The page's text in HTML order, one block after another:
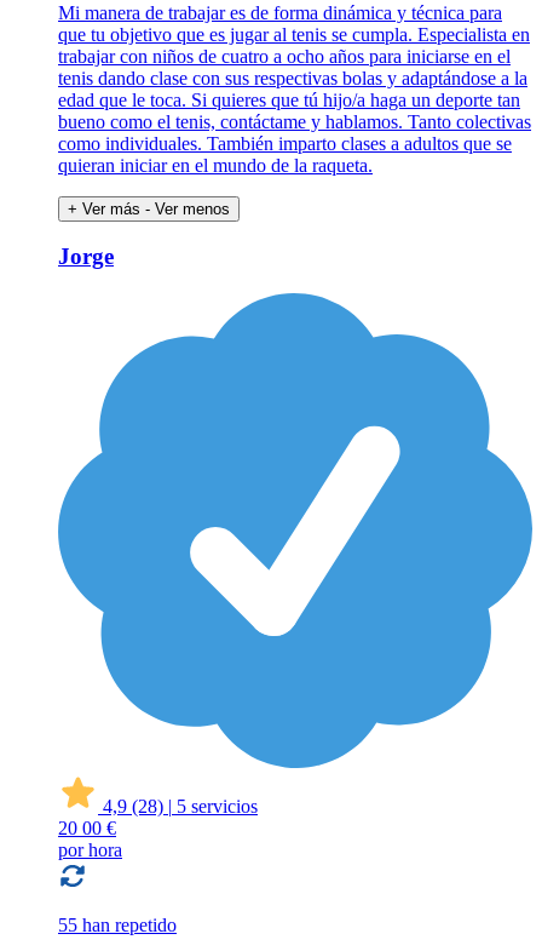
Mi manera de trabajar es de forma dinámica y técnica para
que tu objetivo que es jugar al tenis se cumpla. Especialista en
trabajar con niños de cuatro a ocho años para iniciarse en el
tenis dando clase con sus respectivas bolas y adaptándose a la
edad que le toca. Si quieres que tú hijo/a haga un deporte tan
bueno como el tenis, contáctame y hablamos. Tanto colectivas
como individuales. También imparto clases a adultos que se
quieran iniciar en el mundo de la raqueta.
+ Ver más - Ver menos
Jorge
4,9 (28) | 5 servicios
20 00 €
por hora
55 han repetido